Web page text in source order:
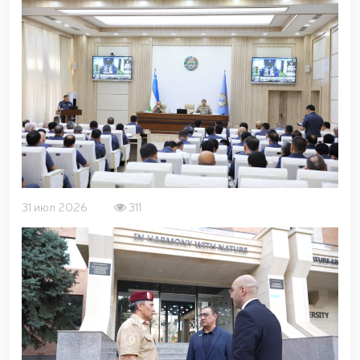
шаҳрида гвардиячилар томонидан
сертификатланмаган пиротехника воситалари
(https://telegra.ph/Toshkent-shahrida-
gvardiyachilar-tomonidan-sertifikatlanmagan-
pirotexnika-buyumlari-olib-qoyildi-12-15) олиб
қўйилди / / Фарғона вилоятида пиротехника
воситаларининг ноқонуний муомаласига
(https://telegra.ph/Fargona-viloyatida-pirotexnika-
buyumlarining-noqonuniy-muomalasiga-chek-
qoyildi-12-15)chek қўйилди / / Миллий гвардия
Ихтисослаштирилган ўқув марказида навбатдаги
тингловчилар учун сертификат топшириш
маросими бўлиб ўтди. // Миллий гвардия
Қорабайир отчилик мажмуасида “Ўзбекистон
отлари” нуфузли кўргазмаси юқори савияда бўлиб
ўтди. // Миллий гвардия Жамоат хавфсизлиги
университетига ўқишга кириш истагини билдирган
номзодларни саралаб олиш жараёнлари давом
этмоқда / / Давлатимиз раҳбарининг оммавий
спортни янги босқичга олиб чиқиш борасида
олимпия ва паралимпия ҳаракати йўналишида
белгилаб берган вазифалари юзасидан, Миллий
31 июл 2026 311